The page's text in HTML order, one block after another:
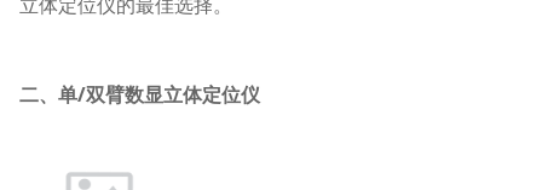
二、单/双臂数显立体定位仪